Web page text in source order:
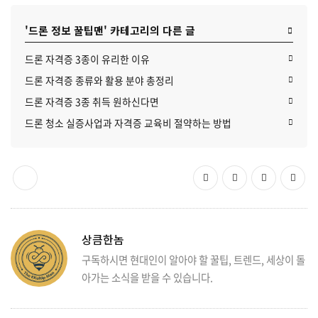
'드론 정보 꿀팁맨' 카테고리의 다른 글
드론 자격증 3종이 유리한 이유
드론 자격증 종류와 활용 분야 총정리
드론 자격증 3종 취득 원하신다면
드론 청소 실증사업과 자격증 교육비 절약하는 방법
상큼한놈
구독하시면 현대인이 알아야 할 꿀팁, 트렌드, 세상이 돌
아가는 소식을 받을 수 있습니다.